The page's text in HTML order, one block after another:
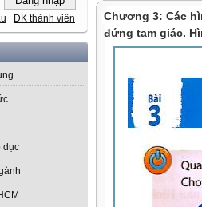
ĐK thành viên
dục
Chương 3: Các
đứng tam giác.